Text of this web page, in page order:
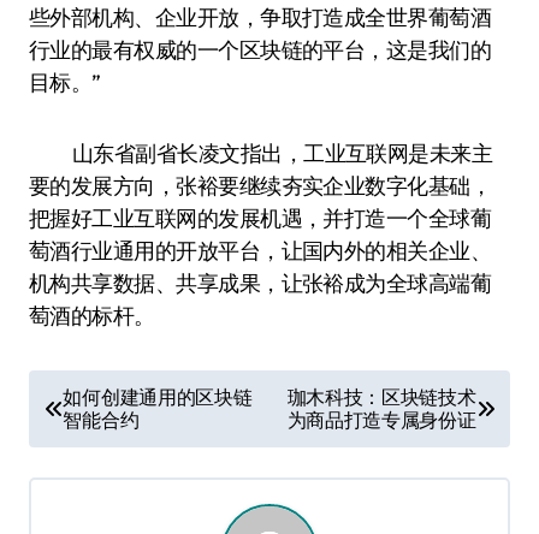
些外部机构、企业开放，争取打造成全世界葡萄酒
行业的最有权威的一个区块链的平台，这是我们的
目标。”
山东省副省长凌文指出，工业互联网是未来主
要的发展方向，张裕要继续夯实企业数字化基础，
把握好工业互联网的发展机遇，并打造一个全球葡
萄酒行业通用的开放平台，让国内外的相关企业、
机构共享数据、共享成果，让张裕成为全球高端葡
萄酒的标杆。
章
导
如何创建通用的区块链
智能合约
珈木科技：区块链技术
为商品打造专属身份证